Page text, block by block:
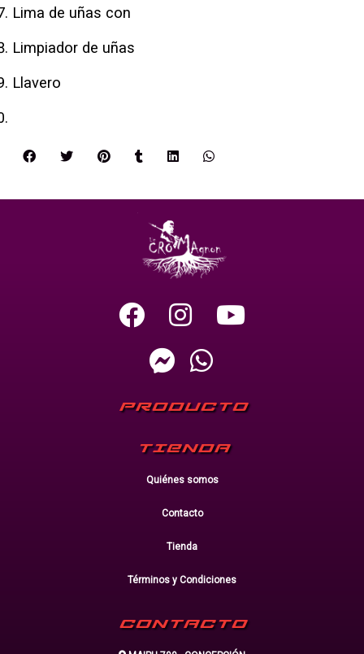
Lima de uñas con
Limpiador de uñas
Llavero
PRODUCTO
TIENDA
Quiénes somos
Contacto
Tienda
Términos y Condiciones
CONTACTO